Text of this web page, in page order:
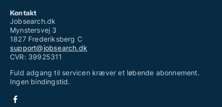
Kontakt
Jobsearch.dk
Mynstersvej 3
1827 Frederiksberg C
support@jobsearch.dk
CVR: 39925311
Fuld adgang til servicen kræver et løbende abonnement.
Ingen bindingstid.